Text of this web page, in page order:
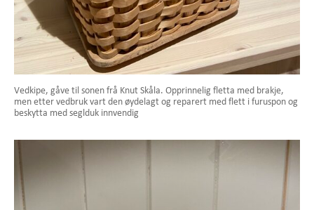
Vedkipe, gåve til sonen frå Knut Skåla. Opprinnelig fletta med brakje,
men etter vedbruk vart den øydelagt og reparert med flett i furuspon og
beskytta med seglduk innvendig